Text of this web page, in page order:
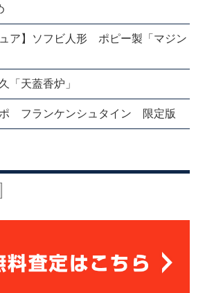
ュア】ソフビ人形 ポピー製「マジン
「天蓋香炉」
ポ フランケンシュタイン 限定版